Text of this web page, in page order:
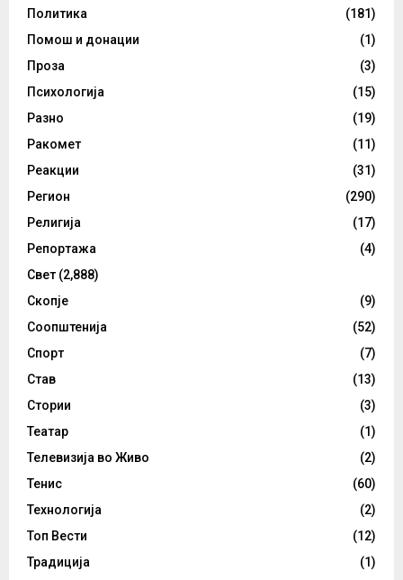
Политика
(181)
Помош и донации
(1)
Проза
(3)
Психологија
(15)
Разно
(19)
Ракомет
(11)
Реакции
(31)
Регион
(290)
Религија
(17)
Репортажа
(4)
Свет (2,888)
Скопје
(9)
Соопштенија
(52)
Спорт
(7)
Став
(13)
Стории
(3)
Театар
(1)
Телевизија во Живо
(2)
Тенис
(60)
Технологија
(2)
Топ Вести
(12)
Традиција
(1)